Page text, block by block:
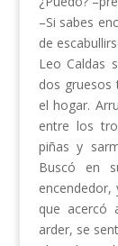
–Si sabes
de
Leo Caldas
dos
el hogar.
entre los
piñas y
Buscó en
que acercó
arder, se